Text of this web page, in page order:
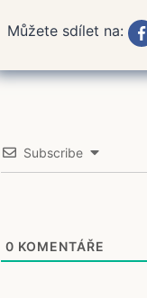
Můžete sdílet na:
Subscribe
0 KOMENTÁŘE